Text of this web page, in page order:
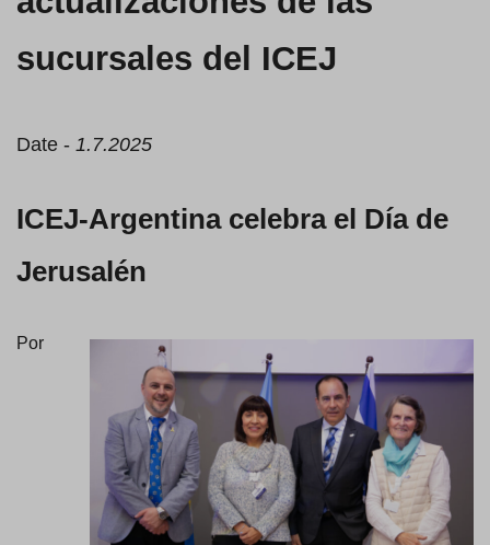
sucursales del ICEJ
Date - 1.7.2025
ICEJ-Argentina celebra el Día de
Jerusalén
Por